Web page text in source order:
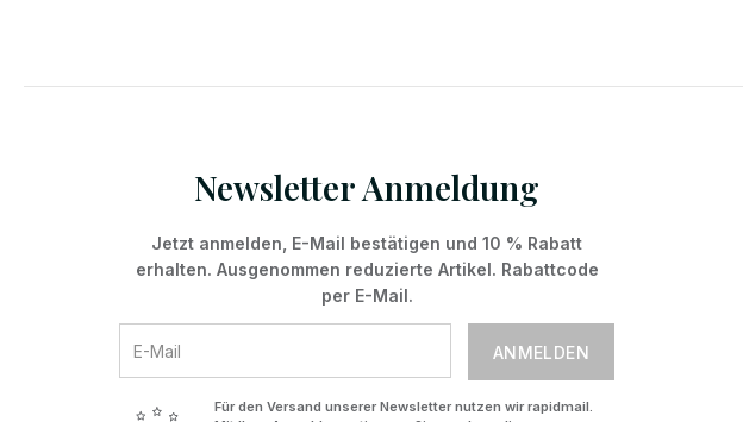
Newsletter Anmeldung
Jetzt anmelden, E-Mail bestätigen und 10 % Rabatt
erhalten. Ausgenommen reduzierte Artikel. Rabattcode
per E-Mail.
ANMELDEN
Für den Versand unserer Newsletter nutzen wir rapidmail.